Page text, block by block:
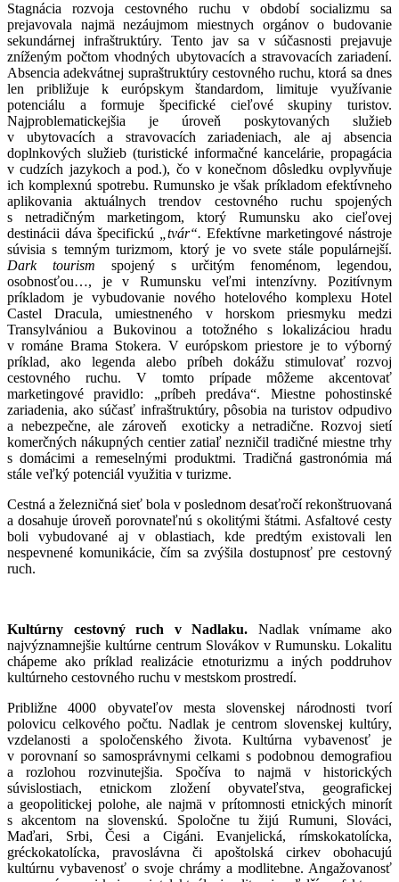
Stagnácia rozvoja cestovného ruchu v období socializmu sa
prejavovala najmä nezáujmom miestnych orgánov o budovanie
sekundárnej infraštruktúry. Tento jav sa v súčasnosti prejavuje
zníženým počtom vhodných ubytovacích a stravovacích zariadení.
Absencia adekvátnej supraštruktúry cestovného ruchu, ktorá sa dnes
len približuje k európskym štandardom, limituje využívanie
potenciálu a formuje špecifické cieľové skupiny turistov.
Najproblematickejšia je úroveň poskytovaných služieb
v ubytovacích a stravovacích zariadeniach, ale aj absencia
doplnkových služieb (turistické informačné kancelárie, propagácia
v cudzích jazykoch a pod.), čo v konečnom dôsledku ovplyvňuje
ich komplexnú spotrebu. Rumunsko je však príkladom efektívneho
aplikovania aktuálnych trendov cestovného ruchu spojených
s netradičným marketingom, ktorý Rumunsku ako cieľovej
destinácii dáva špecifickú
„tvár“. Efektívne marketingové nástroje
súvisia s temným turizmom, ktorý je vo svete stále populárnejší.
Dark tourism spojený s určitým fenoménom, legendou,
osobnosťou…, je v Rumunsku veľmi intenzívny. Pozitívnym
príkladom je vybudovanie nového hotelového komplexu Hotel
Castel Dracula, umiestneného v horskom priesmyku medzi
Transylvániou a Bukovinou a totožného s lokalizáciou hradu
v románe Brama Stokera. V európskom priestore je to výborný
príklad, ako legenda alebo príbeh dokážu stimulovať rozvoj
cestovného ruchu. V tomto prípade môžeme akcentovať
marketingové pravidlo: „príbeh predáva“. Miestne pohostinské
zariadenia, ako súčasť infraštruktúry, pôsobia na turistov odpudivo
a nebezpečne, ale zároveň exoticky a netradične. Rozvoj sietí
komerčných nákupných centier zatiaľ nezničil tradičné miestne trhy
s domácimi a remeselnými produktmi. Tradičná gastronómia má
stále veľký potenciál využitia v turizme.
Cestná a železničná sieť bola v poslednom desaťročí rekonštruovaná
a dosahuje úroveň porovnateľnú s okolitými štátmi. Asfaltové cesty
boli vybudované aj v oblastiach, kde predtým existovali len
nespevnené komunikácie, čím sa zvýšila dostupnosť pre cestovný
ruch.
Kultúrny cestovný ruch v Nadlaku. Nadlak vnímame ako
najvýznamnejšie kultúrne centrum Slovákov v Rumunsku. Lokalitu
chápeme ako príklad realizácie etnoturizmu a iných poddruhov
kultúrneho cestovného ruchu v mestskom prostredí.
Približne 4000 obyvateľov mesta slovenskej národnosti tvorí
polovicu celkového počtu. Nadlak je centrom slovenskej kultúry,
vzdelanosti a spoločenského života. Kultúrna vybavenosť je
v porovnaní so samosprávnymi celkami s podobnou demografiou
a rozlohou rozvinutejšia. Spočíva to najmä v historických
súvislostiach, etnickom zložení obyvateľstva, geografickej
a geopolitickej polohe, ale najmä v prítomnosti etnických minorít
s akcentom na slovenskú. Spoločne tu žijú Rumuni, Slováci,
Maďari, Srbi, Česi a Cigáni. Evanjelická, rímskokatolícka,
gréckokatolícka, pravoslávna či apoštolská cirkev obohacujú
kultúrnu vybavenosť o svoje chrámy a modlitebne. Angažovanosť